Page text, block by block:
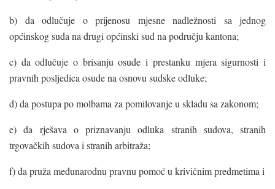
b) da odlučuje o prijenosu mjesne nadležnosti sa jednog
općinskog suda na drugi općinski sud na području kantona;
c) da odlučuje o brisanju osude i prestanku mjera sigurnosti i
pravnih posljedica osude na osnovu sudske odluke;
d) da postupa po molbama za pomilovanje u skladu sa zakonom;
e) da rješava o priznavanju odluka stranih sudova, stranih
trgovačkih sudova i stranih arbitraža;
f) da pruža međunarodnu pravnu pomoć u krivičnim predmetima i